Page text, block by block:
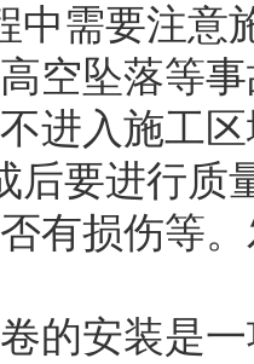
需要注意施
空坠落等
进入施工
要进行质量
有损伤等
安装是一